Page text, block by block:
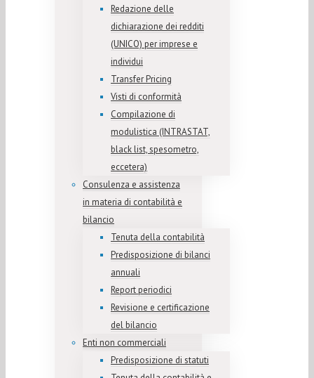
Redazione delle
dichiarazione dei redditi
(UNICO) per imprese e
individui
Transfer Pricing
Visti di conformità
Compilazione di
modulistica (INTRASTAT,
black list, spesometro,
eccetera)
Consulenza e assistenza
in materia di contabilità e
bilancio
Tenuta della contabilità
Predisposizione di bilanci
annuali
Report periodici
Revisione e certificazione
del bilancio
Enti non commerciali
Predisposizione di statuti